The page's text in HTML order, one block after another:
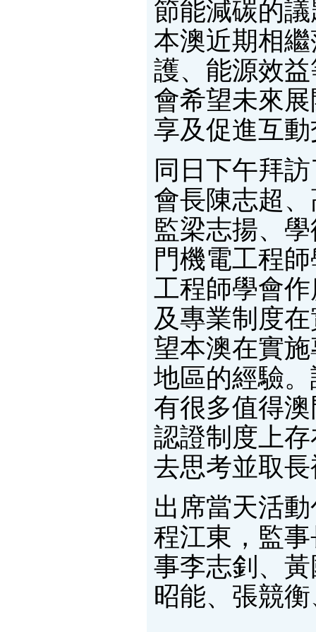
節能減碳的
本澳近期相
護、能源效
會希望未來
享及促進互
同日下午拜
會長陳志超
監梁志揚、
門機電工程
工程師學會
及專業制度
望本澳在實
地區的經驗
有很多值得
認證制度上
去思考並取
出席當天活
程江東，監
事李志釗、
昭能、張競